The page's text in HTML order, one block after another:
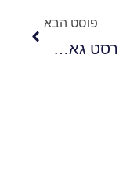
פוסט הבא
הסרט פורסט גאמפ ניתוח פסיכולוגי